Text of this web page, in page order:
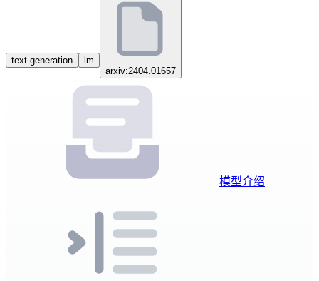
text-generation
lm
arxiv:2404.01657
模型介绍